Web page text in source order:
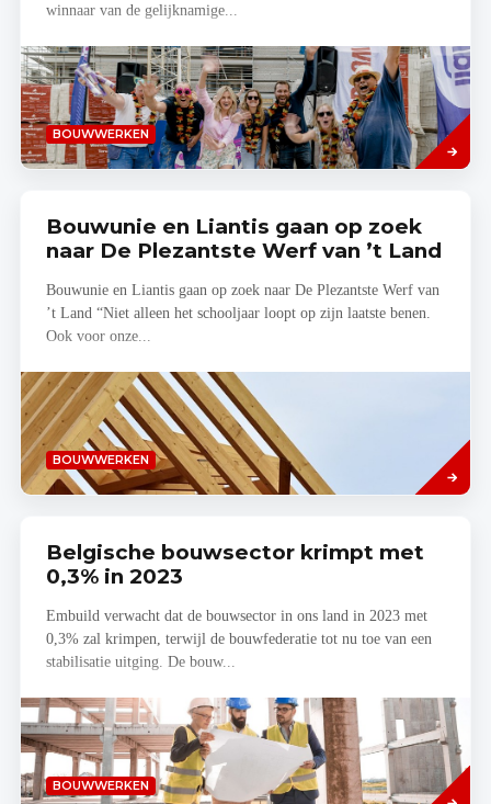
winnaar van de gelijknamige...
BOUWWERKEN
Lees
meer
Bouwunie en Liantis gaan op zoek
naar De Plezantste Werf van ’t Land
Bouwunie en Liantis gaan op zoek naar De Plezantste Werf van
’t Land “Niet alleen het schooljaar loopt op zijn laatste benen.
Ook voor onze...
BOUWWERKEN
meer
Belgische bouwsector krimpt met
0,3% in 2023
Embuild verwacht dat de bouwsector in ons land in 2023 met
0,3% zal krimpen, terwijl de bouwfederatie tot nu toe van een
stabilisatie uitging. De bouw...
BOUWWERKEN
Lees
meer